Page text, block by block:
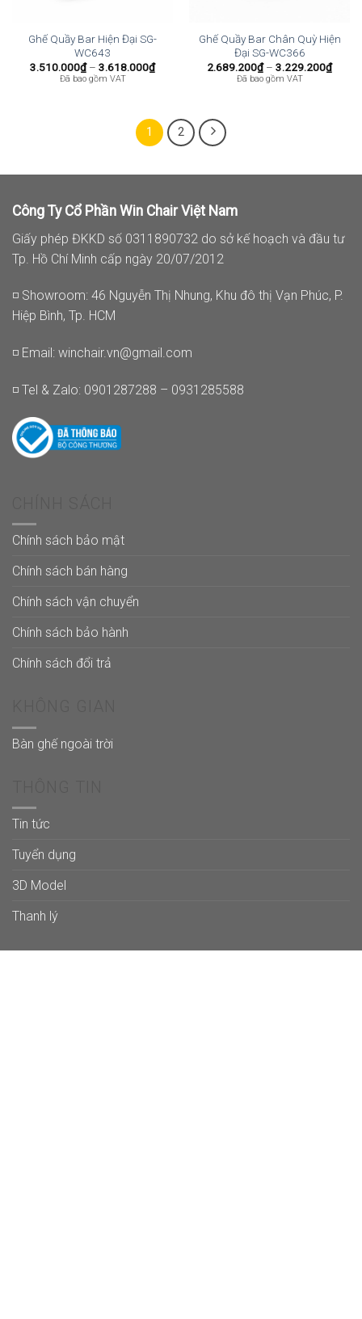
Ghế Quầy Bar Hiện Đại SG-
WC643
3.510.000₫ – 3.618.000₫Khoảng
giá:
3.618.000₫
Đã bao gồm VAT
Ghế Quầy Bar Chân Quỳ Hiện
Đại SG-WC366
2.689.200₫ – 3.229.200₫
giá:
Đã bao gồm VAT
1 2
Công Ty Cổ Phần Win Chair Việt Nam
Giấy phép ĐKKD số 0311890732 do sở kế hoạch và đầu tư
Tp. Hồ Chí Minh cấp ngày 20/07/2012
◽ Showroom: 46 Nguyễn Thị Nhung, Khu đô thị Vạn Phúc, P.
Hiệp Bình, Tp. HCM
◽ Email: winchair.vn@gmail.com
◽ Tel & Zalo: 0901287288 – 0931285588
Chính sách bảo mật
Chính sách bán hàng
Chính sách vận chuyển
Chính sách bảo hành
Chính sách đổi trả
Bàn ghế ngoài trời
Tin tức
Tuyển dụng
3D Model
Thanh lý